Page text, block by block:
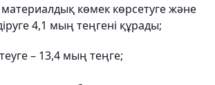
көмек көрсетуге және
4,1 мың теңгені құрады;
– 13,4 мың теңге;